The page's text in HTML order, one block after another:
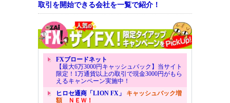
取引を開始できる会社を一覧で紹介！
FXブロードネット
【最大6万3000円キャッシュバック】当サイト
限定！1万通貨以上の取引で現金3000円がもら
えるキャンペーン実施中！
ヒロセ通商「LION FX」 キャッシュバック増
額ＮＥＷ！